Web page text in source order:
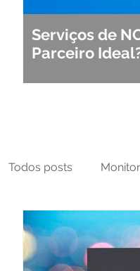
Serviços de
Parceiro
Todos posts
MFT NOC